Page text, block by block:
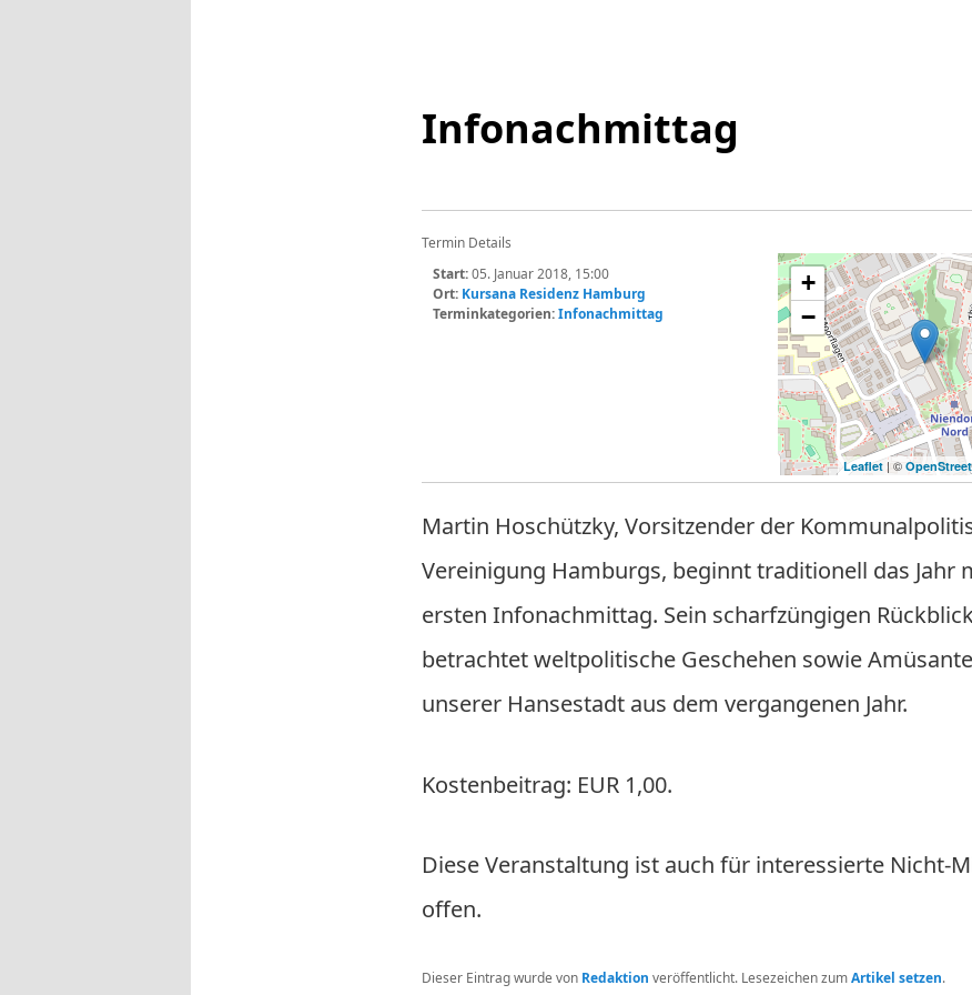
Infonachmittag
Termin Details
Start:05. Januar 2018, 15:00
Ort: Kursana Residenz Hamburg
Terminkategorien:Infonachmittag
+
−
Leaflet | ©
Martin Hoschützky, Vorsitzender der
Verei­ni­gung Hamburgs, beginnt traditionell das Jahr
ersten Infonachmittag. Sein scharfzüngigen
betrachtet weltpolitische Geschehen sowie
unserer Hansestadt aus dem vergangenen Jahr.
Kostenbeitrag: EUR 1,00.
Diese Veranstaltung ist auch für interessierte Nicht-
offen.
Dieser Eintrag wurde von Redaktion veröffentlicht. Lesezeichen zumArtikel setzen.